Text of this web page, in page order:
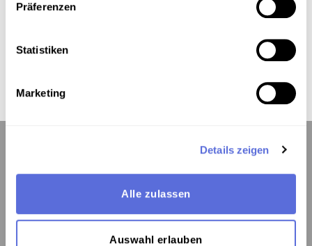
Präferenzen
Statistiken
Marketing
Details zeigen
Alle zulassen
Auswahl erlauben
Österreichische Mediathek
1060 Wien, Webgasse 2a